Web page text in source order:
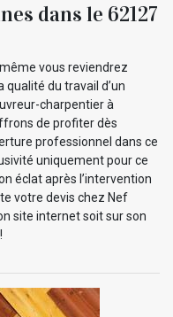
dans le 62127
vous reviendrez
du travail d’un
charpentier à
de profiter dès
professionnel dans ce
uniquement pour ce
éclat après l’intervention
votre devis chez Nef
site internet soit sur son